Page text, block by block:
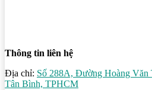
Thông tin liên hệ
Địa chỉ: Số 288A, Đường Hoàng Văn
Tân Bình, TPHCM